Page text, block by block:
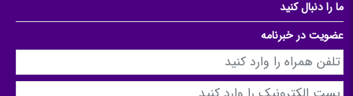
ما را دنبال کنید
عضویت در خبرنامه